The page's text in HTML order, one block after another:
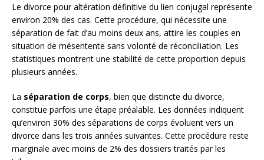
Le divorce pour altération définitive du lien conjugal représente
environ 20% des cas. Cette procédure, qui nécessite une
séparation de fait d’au moins deux ans, attire les couples en
situation de mésentente sans volonté de réconciliation. Les
statistiques montrent une stabilité de cette proportion depuis
plusieurs années.
La séparation de corps, bien que distincte du divorce,
constitue parfois une étape préalable. Les données indiquent
qu’environ 30% des séparations de corps évoluent vers un
divorce dans les trois années suivantes. Cette procédure reste
marginale avec moins de 2% des dossiers traités par les